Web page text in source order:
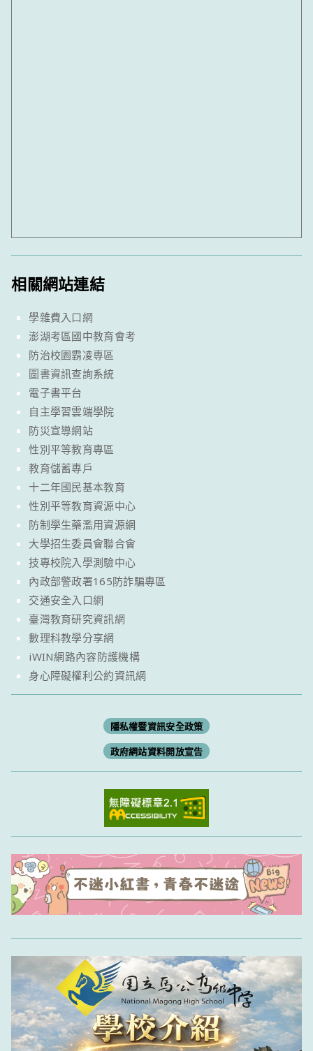
相關網站連結
學雜費入口網
澎湖考區國中教育會考
防治校園霸凌專區
圖書資訊查詢系統
電子書平台
自主學習雲端學院
防災宣導網站
性別平等教育專區
教育儲蓄專戶
十二年國民基本教育
性別平等教育資源中心
防制學生藥濫用資源網
大學招生委員會聯合會
技專校院入學測驗中心
內政部警政署165防詐騙專區
交通安全入口網
臺灣教育研究資訊網
數理科教學分享網
iWIN網路內容防護機構
身心障礙權利公約資訊網
隱私權暨資訊安全政策
政府網站資料開放宣告